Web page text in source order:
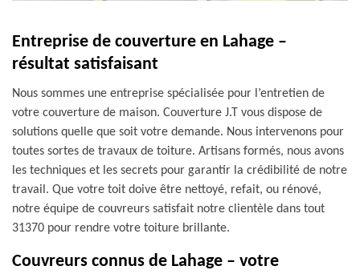
Entreprise de couverture en Lahage –
résultat satisfaisant
Nous sommes une entreprise spécialisée pour l’entretien de
votre couverture de maison. Couverture J.T vous dispose de
solutions quelle que soit votre demande. Nous intervenons pour
toutes sortes de travaux de toiture. Artisans formés, nous avons
les techniques et les secrets pour garantir la crédibilité de notre
travail. Que votre toit doive être nettoyé, refait, ou rénové,
notre équipe de couvreurs satisfait notre clientèle dans tout
31370 pour rendre votre toiture brillante.
Couvreurs connus de Lahage – votre